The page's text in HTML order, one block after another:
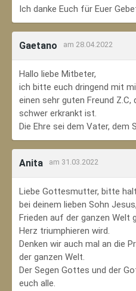
Ich danke Euch für Euer
Gaetano am 28.04.2022
Hallo liebe Mitbeter,
ich bitte euch dringend mit
einen sehr guten Freund
schwer erkrankt ist.
Die Ehre sei dem Vater, dem
Anita am 31.03.2022
Liebe Gottesmutter, bitte
bei deinem lieben Sohn
Frieden auf der ganzen Welt
Herz triumphieren wird.
Denken wir auch mal an die
der ganzen Welt.
Der Segen Gottes und der
euch alle.